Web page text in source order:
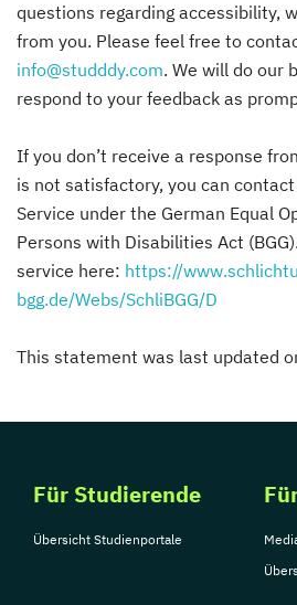
questions regarding accessibility,
from you. Please feel free to
info@studddy.com. We will do our
respond to your feedback as
If you don’t receive a response
is not satisfactory, you can
Service under the German Equal
Persons with Disabilities Act
service here: https://
bgg.de/Webs/SchliBGG/D
This statement was last updated
Für Studierende
Übersicht Studienportale